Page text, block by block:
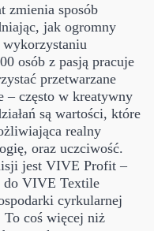
zmienia sposób
jak ogromny
osób z pasją pracuje
przetwarzane
– często w kreatywny
są wartości, które
realny
oraz uczciwość.
jest VIVE Profit –
do VIVE Textile
cyrkularnej
To coś więcej niż